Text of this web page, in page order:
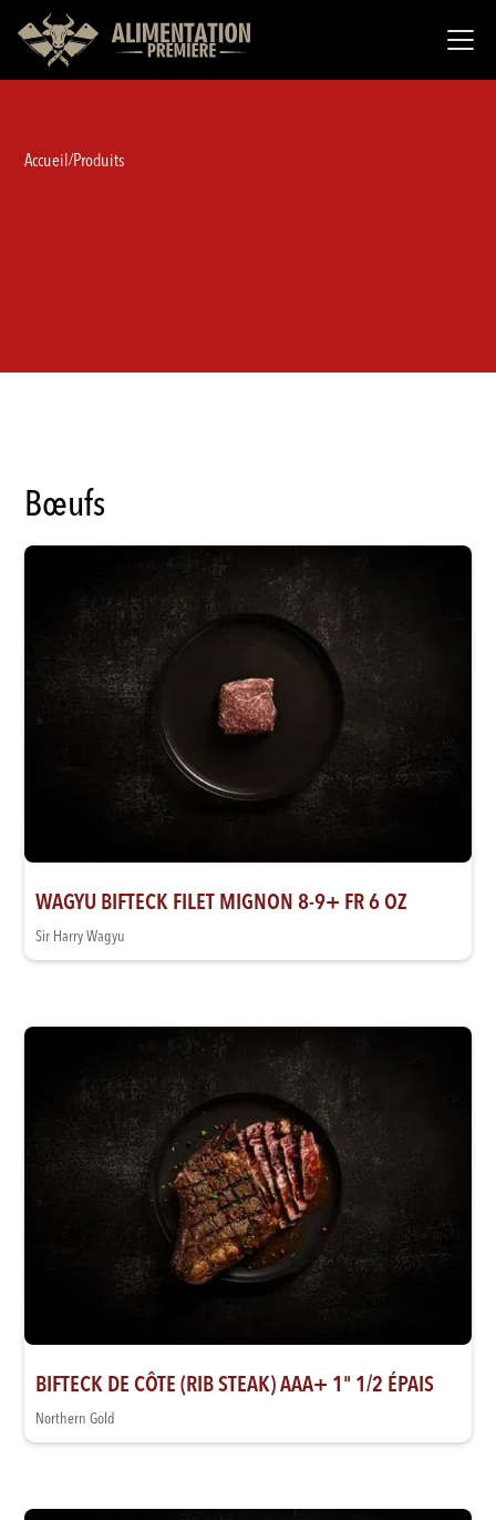
Accueil/Produits
Bœufs
WAGYU BIFTECK FILET MIGNON 8-9+ FR 6 OZ
Sir Harry Wagyu
BIFTECK DE CÔTE (RIB STEAK) AAA+ 1" 1/2 ÉPAIS
Northern Gold